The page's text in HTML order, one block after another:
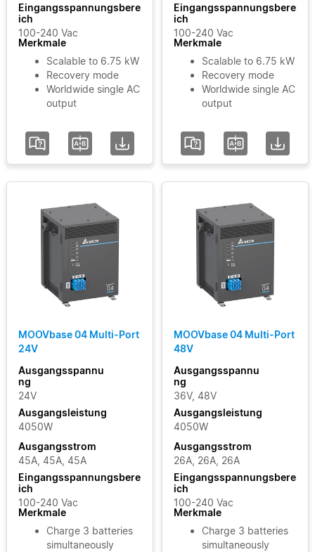
Phase
Input
Voltage
Range
hinzufügen / Filter
löschen
Eingangsspannungsbere
ich
100-240 Vac
Merkmale
Scalable to 6.75 kW
Recovery mode
Worldwide single AC
output
Eingangsspannungsbere
ich
100-240 Vac
Merkmale
Scalable to 6.75 kW
Recovery mode
Worldwide single AC
output
MOOVbase 04 Multi-Port
24V
Ausgangsspannu
ng
24V
Ausgangsleistung
4050W
Ausgangsstrom
45A, 45A, 45A
Eingangsspannungsbere
ich
100-240 Vac
Merkmale
Charge 3 batteries
simultaneously
MOOVbase 04 Multi-Port
48V
Ausgangsspannu
ng
36V, 48V
Ausgangsleistung
4050W
Ausgangsstrom
26A, 26A, 26A
Eingangsspannungsbere
ich
100-240 Vac
Merkmale
Charge 3 batteries
simultaneously